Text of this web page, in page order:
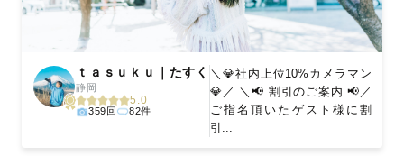
ｔａｓｕｋｕ｜たすく
静岡
5.0
359回 82件
＼💎社内上位10%カメラマン
💎／ ＼📢 割引のご案内 📢／
ご指名頂いたゲスト様に割
引...